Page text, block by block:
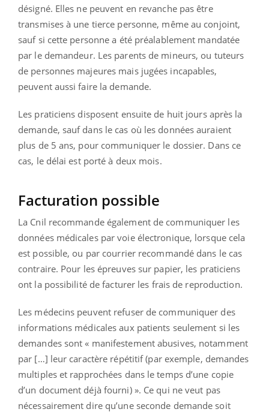
désigné. Elles ne peuvent en revanche pas être
transmises à une tierce personne, même au conjoint,
sauf si cette personne a été préalablement mandatée
par le demandeur. Les parents de mineurs, ou tuteurs
de personnes majeures mais jugées incapables,
peuvent aussi faire la demande.
Les praticiens disposent ensuite de huit jours après la
demande, sauf dans le cas où les données auraient
plus de 5 ans, pour communiquer le dossier. Dans ce
cas, le délai est porté à deux mois.
Facturation possible
La Cnil recommande également de communiquer les
données médicales par voie électronique, lorsque cela
est possible, ou par courrier recommandé dans le cas
contraire. Pour les épreuves sur papier, les praticiens
ont la possibilité de facturer les frais de reproduction.
Les médecins peuvent refuser de communiquer des
informations médicales aux patients seulement si les
demandes sont « manifestement abusives, notamment
par […] leur caractère répétitif (par exemple, demandes
multiples et rapprochées dans le temps d’une copie
d’un document déjà fourni) ». Ce qui ne veut pas
nécessairement dire qu’une seconde demande soit